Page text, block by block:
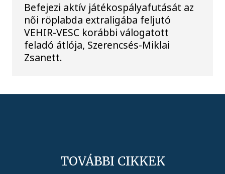
Befejezi aktív játékospályafutását az
női röplabda extraligába feljutó
VEHIR-VESC korábbi válogatott
feladó átlója, Szerencsés-Miklai
Zsanett.
TOVÁBBI CIKKEK